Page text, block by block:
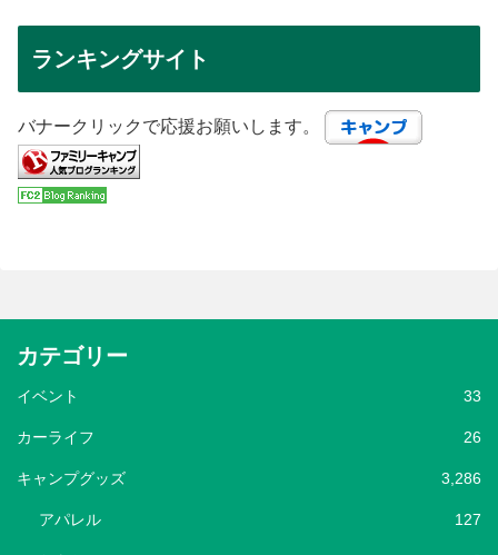
ランキングサイト
バナークリックで応援お願いします。
カテゴリー
イベント 33
カーライフ 26
キャンプグッズ 3,286
アパレル 127